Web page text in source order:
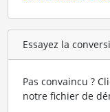
Essayez la
Pas convaincu ?
notre fichier de